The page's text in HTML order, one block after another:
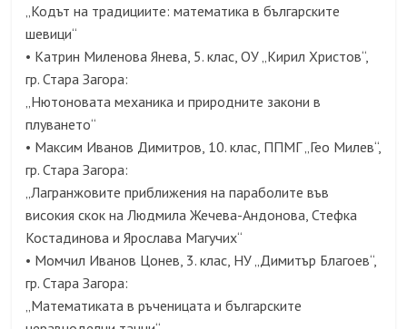
„Кодът на традициите: математика в българските
шевици“
• Катрин Миленова Янева, 5. клас, ОУ „Кирил Христов“,
гр. Стара Загора:
„Нютоновата механика и природните закони в
плуването“
• Максим Иванов Димитров, 10. клас, ППМГ „Гео Милев“,
гр. Стара Загора:
„Лагранжовите приближения на параболите във
високия скок на Людмила Жечева-Андонова, Стефка
Костадинова и Ярослава Магучих“
• Момчил Иванов Цонев, 3. клас, НУ „Димитър Благоев“,
гр. Стара Загора:
„Математиката в ръченицата и българските